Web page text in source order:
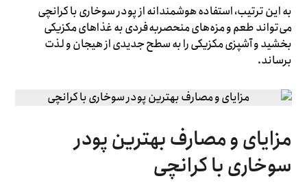
به این ترتیب، استفاده هوشمندانه از پودر سوخاری با کرانچی
می‌تواند طعم و مزه‌های منحصربه‌فردی به غذاهای مکزیکی
بخشید و آشپزی مکزیکی را به سطح جدیدی از هیجان و لذت
برساند.
مزایای و مصارف بهترین پودر
سوخاری با کرانچی